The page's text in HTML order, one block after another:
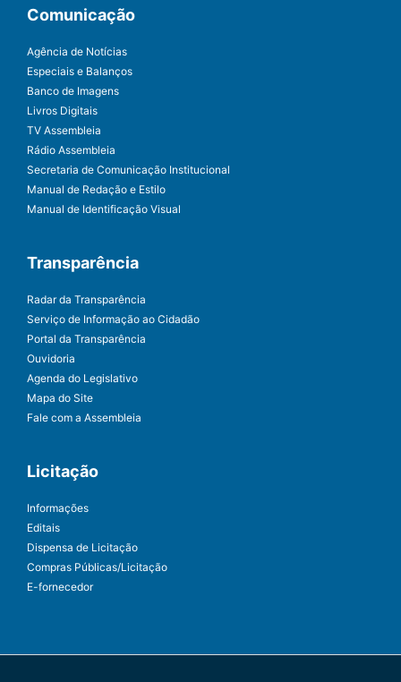
Comunicação
Agência de Notícias
Especiais e Balanços
Banco de Imagens
Livros Digitais
TV Assembleia
Rádio Assembleia
Secretaria de Comunicação Institucional
Manual de Redação e Estilo
Manual de Identificação Visual
Transparência
Radar da Transparência
Serviço de Informação ao Cidadão
Portal da Transparência
Ouvidoria
Agenda do Legislativo
Mapa do Site
Fale com a Assembleia
Licitação
Informações
Editais
Dispensa de Licitação
Compras Públicas/Licitação
E-fornecedor